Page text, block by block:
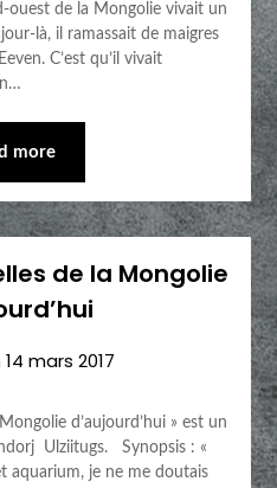
ouest de la Mongolie vivait un
là, il ramassait de maigres
C’est qu’il vivait
more
de la Mongolie
14 mars 2017
d’aujourd’hui » est un
Ulziitugs. Synopsis : «
aquarium, je ne me doutais